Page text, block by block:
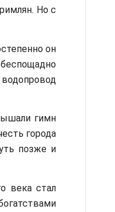
Но с
он
гимн
города
позже и
века стал